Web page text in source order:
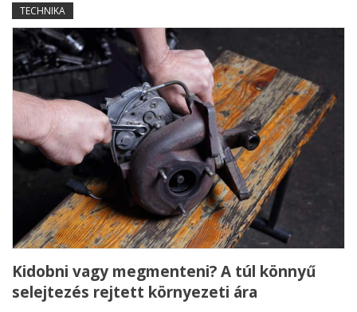
TECHNIKA
Kidobni vagy megmenteni? A túl könnyű
selejtezés rejtett környezeti ára